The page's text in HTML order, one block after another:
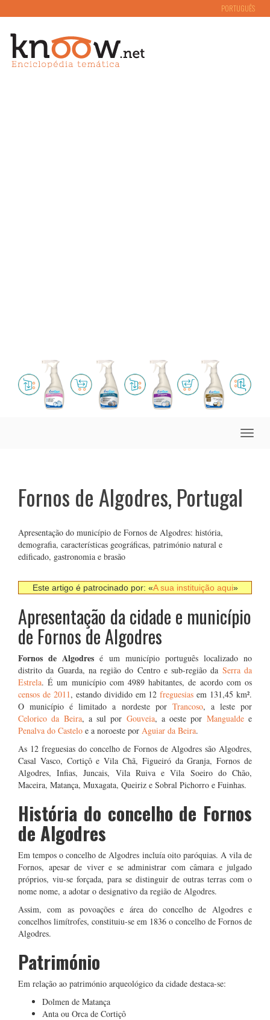
PORTUGUÊS
Toggle
Fornos de Algodres, Portugal
Apresentação do município de Fornos de Algodres: história,
demografia, características geográficas, património natural e
edificado, gastronomia e brasão
Este artigo é patrocinado por: «A sua instituição aqui»
Apresentação da cidade e município
de Fornos de Algodres
Fornos de Algodres é um município português localizado no
distrito da Guarda, na região do Centro e sub-região da Serra da
Estrela. É um município com 4989 habitantes, de acordo com os
censos de 2011, estando dividido em 12freguesias em 131,45 km².
O município é limitado a nordeste por Trancoso, a leste por
Celorico da Beira, a sul por Gouveia, a oeste por Mangualdee
Penalva do Castelo e a noroeste por Aguiar da Beira.
As 12 freguesias do concelho de Fornos de Algodres são Algodres,
Casal Vasco, Cortiçô e Vila Chã, Figueiró da Granja, Fornos de
Algodres, Infias, Juncais, Vila Ruiva e Vila Soeiro do Chão,
Maceira, Matança, Muxagata, Queiriz e Sobral Pichorro e Fuinhas.
História do concelho de Fornos
de Algodres
Em tempos o concelho de Algodres incluía oito paróquias. A vila de
Fornos, apesar de viver e se administrar com câmara e julgado
próprios, viu-se forçada, para se distinguir de outras terras com o
nome nome, a adotar o designativo da região de Algodres.
Assim, com as povoações e área do concelho de Algodres e
concelhos limítrofes, constituiu-se em 1836 o concelho de Fornos de
Algodres.
Património
Em relação ao património arqueológico da cidade destaca-se:
Dolmen de Matança
Anta ou Orca de Cortiçô